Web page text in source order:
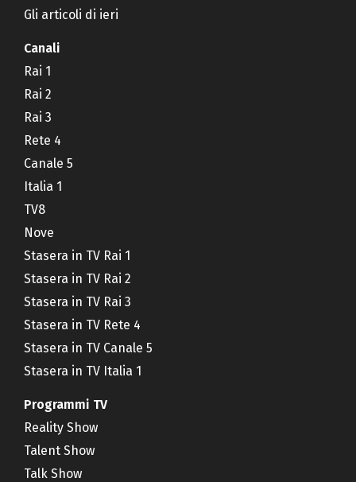
Gli articoli di ieri
Canali
Rai 1
Rai 2
Rai 3
Rete 4
Canale 5
Italia 1
TV8
Nove
Stasera in TV Rai 1
Stasera in TV Rai 2
Stasera in TV Rai 3
Stasera in TV Rete 4
Stasera in TV Canale 5
Stasera in TV Italia 1
Programmi TV
Reality Show
Talent Show
Talk Show